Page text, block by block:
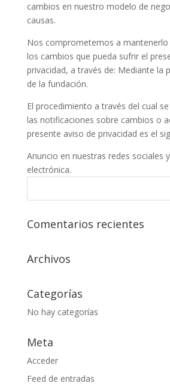
cambios en nuestro modelo de
causas.
Nos comprometemos a
los cambios que pueda sufrir el
privacidad, a través de: Mediante la
de la fundación.
El procedimiento a través del cual
las notificaciones sobre cambios o
presente aviso de privacidad es el
Anuncio en nuestras redes sociales
electrónica.
Comentarios recientes
Archivos
Categorías
No hay categorías
Meta
Acceder
Feed de entradas